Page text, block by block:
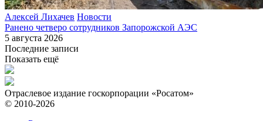
Алексей Лихачев Новости
Ранено четверо сотрудников Запорожской АЭС
5 августа 2026
Последние записи
Показать ещё
Отраслевое издание госкорпорации «Росатом»
© 2010-2026